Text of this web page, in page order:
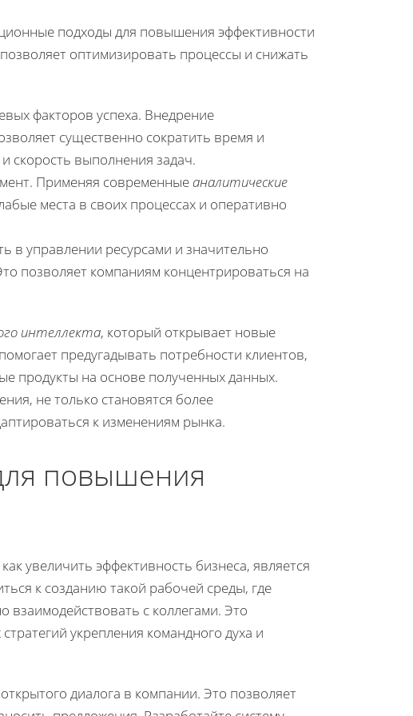
подходы для повышения эффективности
позволяет оптимизировать процессы и снижать
факторов успеха. Внедрение
существенно сократить время и
скорость выполнения задач.
Применяя современные аналитические
места в своих процессах и оперативно
в управлении ресурсами и значительно
позволяет компаниям концентрироваться на
интеллекта, который открывает новые
предугадывать потребности клиентов,
продукты на основе полученных данных.
не только становятся более
к изменениям рынка.
повышения
увеличить эффективность бизнеса, является
к созданию такой рабочей среды, где
взаимодействовать с коллегами. Это
укрепления командного духа и
диалога в компании. Это позволяет